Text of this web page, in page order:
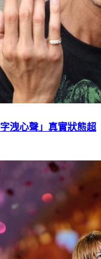
洩心聲」真實狀態超